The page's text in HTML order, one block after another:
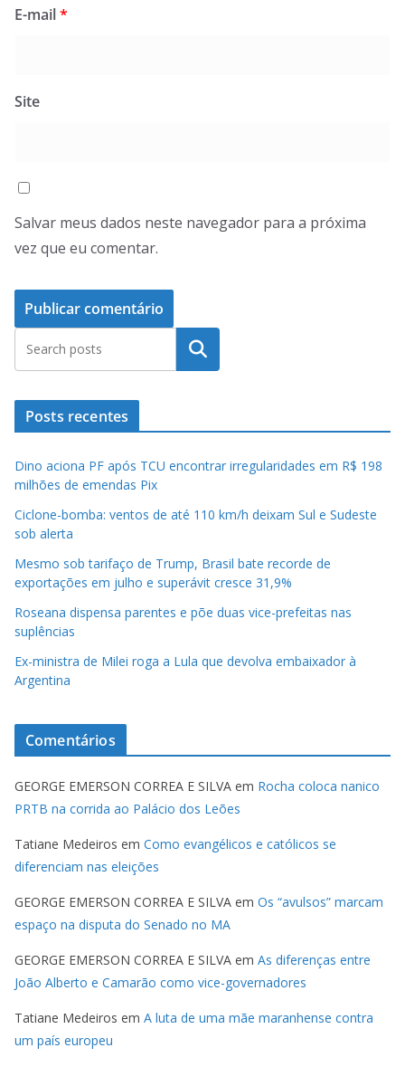
E-mail*
Site
Salvar meus dados neste navegador para a próxima
vez que eu comentar.
Pesquisar
Posts recentes
Dino aciona PF após TCU encontrar irregularidades em R$ 198
milhões de emendas Pix
Ciclone-bomba: ventos de até 110 km/h deixam Sul e Sudeste
sob alerta
Mesmo sob tarifaço de Trump, Brasil bate recorde de
exportações em julho e superávit cresce 31,9%
Roseana dispensa parentes e põe duas vice-prefeitas nas
suplências
Ex-ministra de Milei roga a Lula que devolva embaixador à
Argentina
Comentários
GEORGE EMERSON CORREA E SILVA em Rocha coloca nanico
PRTB na corrida ao Palácio dos Leões
Tatiane Medeiros em Como evangélicos e católicos se
diferenciam nas eleições
GEORGE EMERSON CORREA E SILVA em Os “avulsos” marcam
espaço na disputa do Senado no MA
GEORGE EMERSON CORREA E SILVA em As diferenças entre
João Alberto e Camarão como vice-governadores
Tatiane Medeiros em A luta de uma mãe maranhense contra
um país europeu